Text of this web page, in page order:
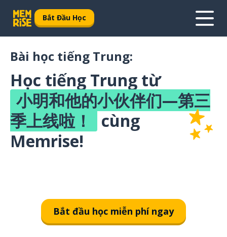
Bắt Đầu Học
Bài học tiếng Trung:
Học tiếng Trung từ
小明和他的小伙伴们—第三
季上线啦！
cùng
Memrise!
Bắt đầu học miễn phí ngay